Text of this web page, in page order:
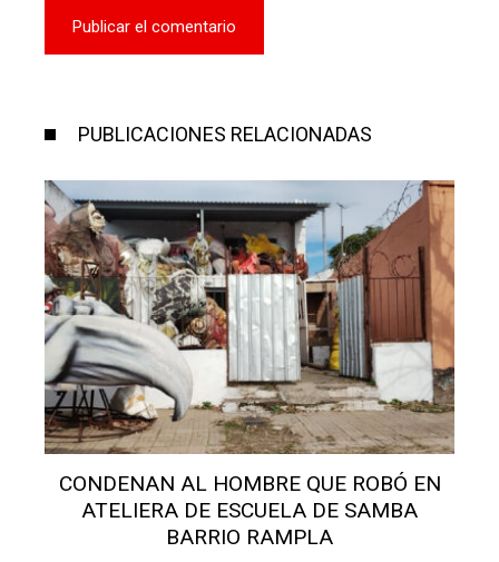
PUBLICACIONES RELACIONADAS
QUE ROBÓ EN
DE SAMBA
INVESTIGAN FALTANTE
EN ARTIGAS